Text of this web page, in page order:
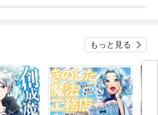
もっと見る